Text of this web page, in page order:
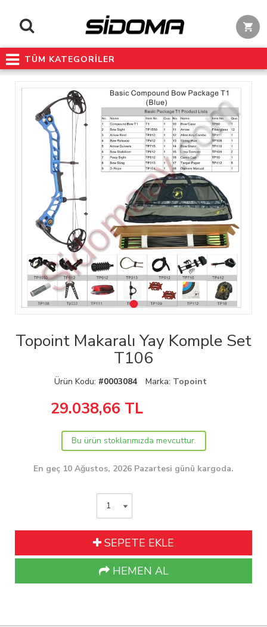
TÜM KATEGORİLER
Topoint Makaralı Yay Komple Set
T106
Ürün Kodu: #0003084 Marka: Topoint
29.038,66 TL
Bu ürün stoklarımızda mevcuttur.
En geç 10 Ağustos, 2026 Pazartesi günü kargoda.
SEPETE EKLE
HEMEN AL